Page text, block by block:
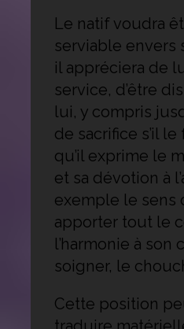
Le natif voudra
serviable envers
il appréciera de
service, d’être
lui, y compris
de sacrifice s’il le
qu’il exprime le
et sa dévotion à
exemple le sens
apporter tout le
l’harmonie à
soigner, le
Cette position